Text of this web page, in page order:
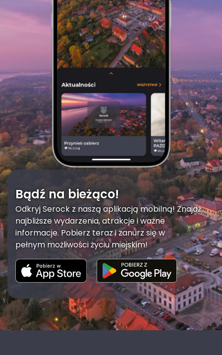
Bądź na bieżąco!
Odkryj Serock z naszą aplikacją mobilną! Znajdź
najbliższe wydarzenia, atrakcje i ważne
informacje. Pobierz teraz i zanurz się w
pełnym możliwości życiu miejskim!